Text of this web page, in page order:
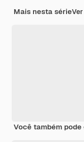
Mais nesta série
Você também